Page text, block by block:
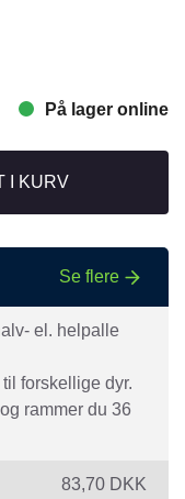
På lager online
I KURV
Se flere
el. helpalle
forskellige dyr.
rammer du 36
83,70 DKK